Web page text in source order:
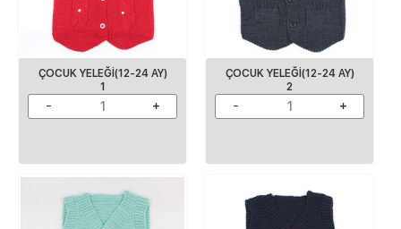
ÇOCUK YELEĞI(12-24 AY)
1
ÇOCUK YELEĞI(12-24 AY)
2